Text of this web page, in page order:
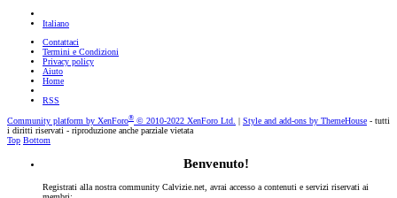
Italiano
Contattaci
Termini e Condizioni
Privacy policy
Aiuto
Home
RSS
Community platform by XenForo® © 2010-2022 XenForo Ltd. Style and add-ons by ThemeHouse - tutti
i diritti riservati - riproduzione anche parziale vietata
Top Bottom
Benvenuto!
Registrati alla nostra community Calvizie.net, avrai accesso a contenuti e servizi riservati ai